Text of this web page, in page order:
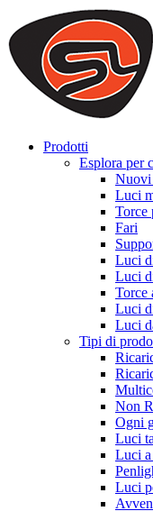
We use cookies to
on our website. By
that cookies are used to
to offer you a better
you can disable cookies,
Prodotti
Esplora per
Nuovi
Luci
Torce
Fari
Luci
Luci
Torce
Luci
Luci
Tipi di
Non
Ogni
Luci
Luci
Luci